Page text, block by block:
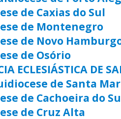
de Caxias do Sul
de Montenegro
de Novo
de Osório
ECLESIÁSTICA DE
de Santa
de Cachoeira do
de Cruz Alta